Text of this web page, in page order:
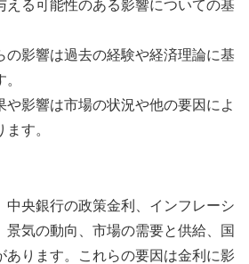
える可能性のある影響についての基
の影響は過去の経験や経済理論に基
や影響は市場の状況や他の要因によ
す。
中央銀行の政策金利、インフレーシ
景気の動向、市場の需要と供給、国
あります。これらの要因は金利に影